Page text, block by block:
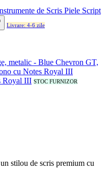
de Scris Piele Script
Livrare: 4-6 zile
Royal III STOC FURNIZOR
stilou de scris premium cu